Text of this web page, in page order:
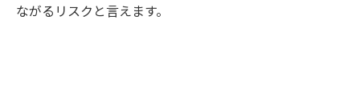
ながるリスクと言えます。